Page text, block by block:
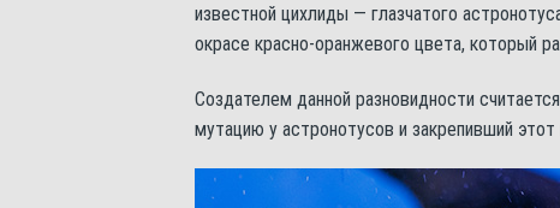
известной цихлиды — глазчатого
окрасе красно-оранжевого цвета, который
Создателем данной разновидности
мутацию у астронотусов и закрепивший